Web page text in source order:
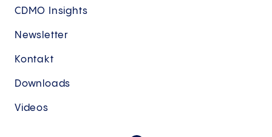
CDMO Insights
Newsletter
Kontakt
Downloads
Videos